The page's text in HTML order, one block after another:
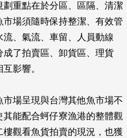
重點在於分區、區隔、清潔
場須隨時保持整潔、有效管
、氣流、車留、人員動線
了拍賣區、卸貨區、理貨
影響。
場呈現與台灣其他魚市場不
能配合蚵仔寮漁港的整體觀
觀看魚貨拍賣的現況，也獲